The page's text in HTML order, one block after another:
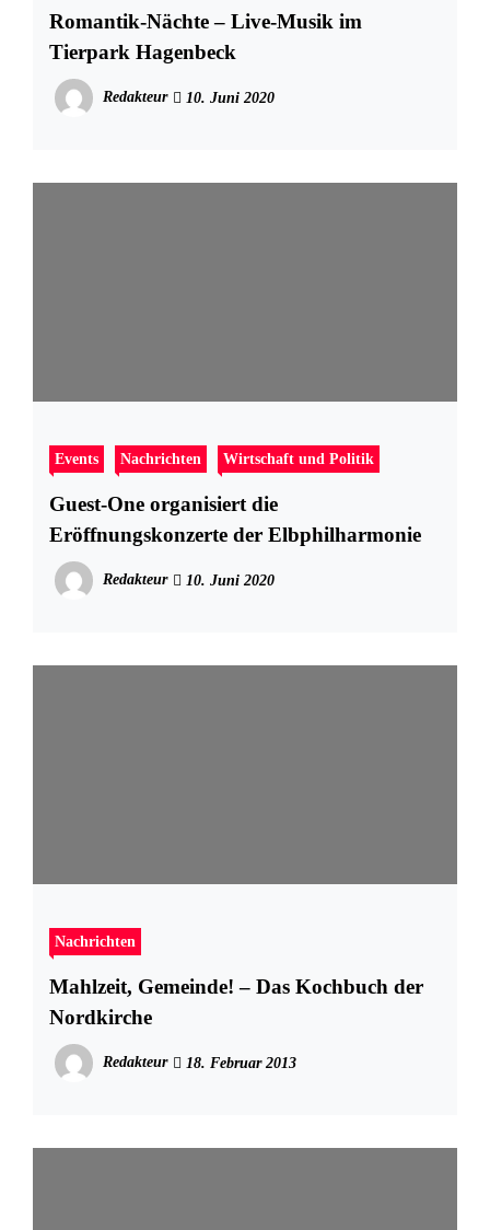
Romantik-Nächte – Live-Musik im
Tierpark Hagenbeck
Redakteur 10. Juni 2020
Events Nachrichten Wirtschaft und Politik
Guest-One organisiert die
Eröffnungskonzerte der Elbphilharmonie
Redakteur 10. Juni 2020
Nachrichten
Mahlzeit, Gemeinde! – Das Kochbuch der
Nordkirche
Redakteur 18. Februar 2013